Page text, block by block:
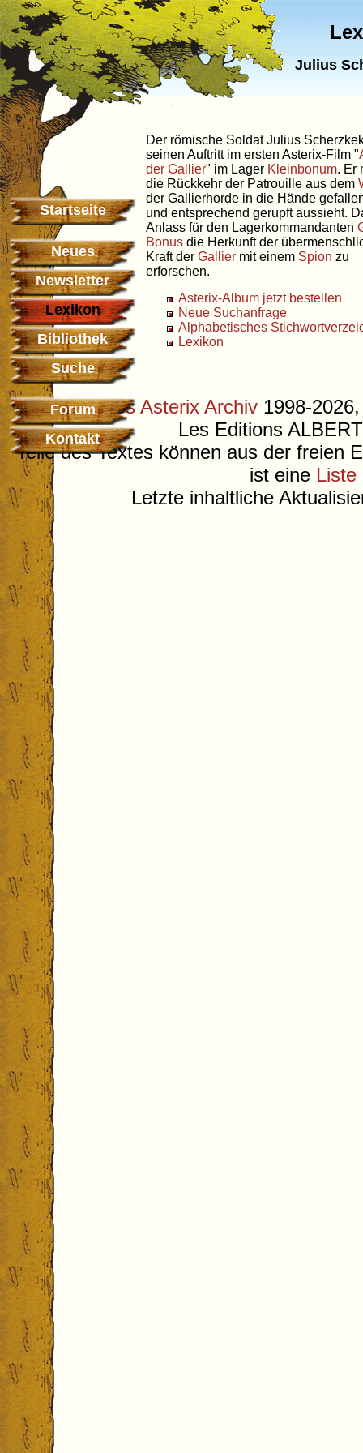
Julius
Startseite
Neues
Newsletter
Lexikon
Bibliothek
Suche
Forum
Kontakt
Der römische Soldat Julius
seinen Auftritt im ersten Asterix-Film "
der Gallier" im Lager Kleinbonum. Er
die Rückkehr der Patrouille aus dem
der Gallierhorde in die Hände
und entsprechend gerupft aussieht.
Anlass für den Lagerkommandanten
Bonus die Herkunft der
Kraft der Gallier mit einem Spion zu
erforschen.
Asterix-Album jetzt bestellen
Neue Suchanfrage
Alphabetisches
Lexikon
©Deutsches Asterix Archiv 1998-
Les Editions
Teile des Textes können aus der freien
ist eine Liste
Letzte inhaltliche